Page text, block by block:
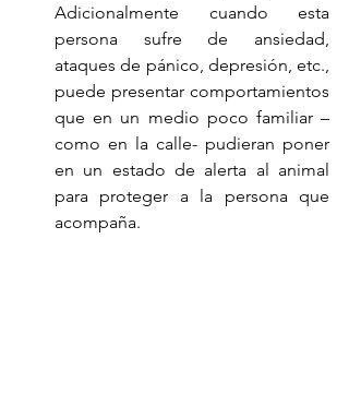
Adicionalmente cuando esta
persona sufre de ansiedad,
ataques de pánico, depresión, etc.,
puede presentar comportamientos
que en un medio poco familiar –
como en la calle- pudieran poner
en un estado de alerta al animal
para proteger a la persona que
acompaña.